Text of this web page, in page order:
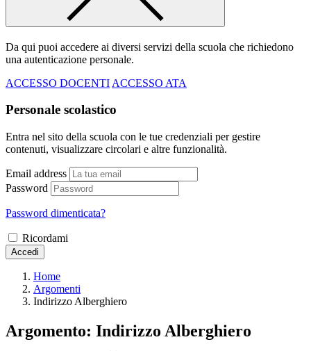
Da qui puoi accedere ai diversi servizi della scuola che richiedono
una autenticazione personale.
ACCESSO DOCENTI ACCESSO ATA
Personale scolastico
Entra nel sito della scuola con le tue credenziali per gestire
contenuti, visualizzare circolari e altre funzionalità.
Email address
Password
Password dimenticata?
Ricordami
Accedi
Home
Argomenti
Indirizzo Alberghiero
Argomento: Indirizzo Alberghiero